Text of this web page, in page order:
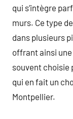
qui s’intègre
murs. Ce type
dans plusieurs
offrant ainsi
souvent choisie
qui en fait un
Montpellier.